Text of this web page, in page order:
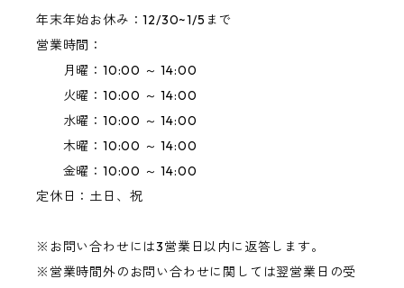
年末年始お休み：12/30~1/5まで
営業時間：
月曜：10:00 ～ 14:00
火曜：10:00 ～ 14:00
水曜：10:00 ～ 14:00
木曜：10:00 ～ 14:00
金曜：10:00 ～ 14:00
定休日：土日、祝
※お問い合わせには3営業日以内に返答します。
※営業時間外のお問い合わせに関しては翌営業日の受